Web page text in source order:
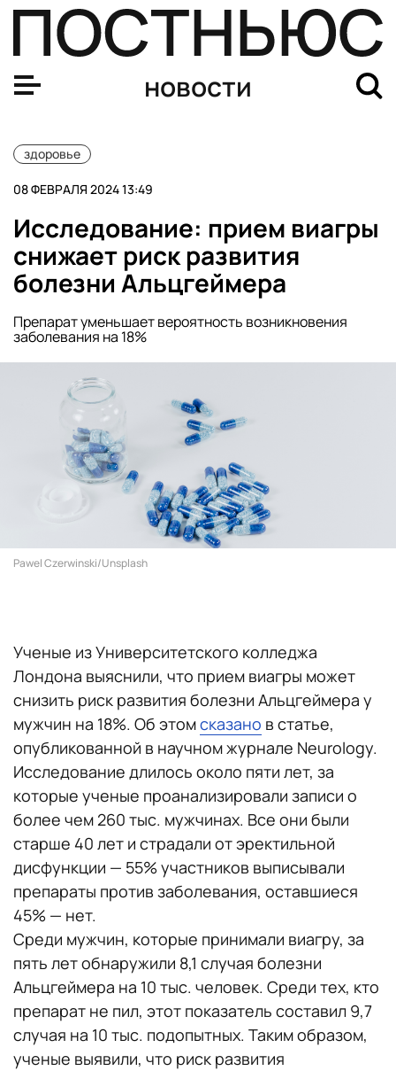
новости
здоровье
08 ФЕВРАЛЯ 2024 13:49
Исследование: прием виагры
снижает риск развития
болезни Альцгеймера
Препарат уменьшает вероятность возникновения
заболевания на 18%
Pawel Czerwinski/Unsplash
Ученые из Университетского колледжа
Лондона выяснили, что прием виагры может
снизить риск развития болезни Альцгеймера у
мужчин на 18%. Об этомсказано в статье,
опубликованной в научном журнале Neurology.
Исследование длилось около пяти лет, за
которые ученые проанализировали записи о
более чем 260 тыс. мужчинах. Все они были
старше 40 лет и страдали от эректильной
дисфункции — 55% участников выписывали
препараты против заболевания, оставшиеся
45% — нет.
Среди мужчин, которые принимали виагру, за
пять лет обнаружили 8,1 случая болезни
Альцгеймера на 10 тыс. человек. Среди тех, кто
препарат не пил, этот показатель составил 9,7
случая на 10 тыс. подопытных. Таким образом,
ученые выявили, что риск развития
В России за неделю выросла заболеваемость